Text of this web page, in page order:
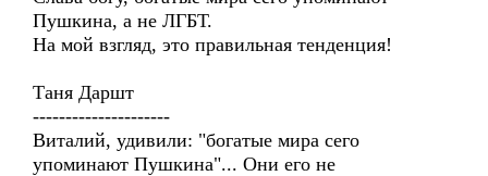
Пушкина, а не ЛГБТ.
На мой взгляд, это правильная тенденция!
Таня Даршт
---------------------
Виталий, удивили: "богатые мира сего
упоминают Пушкина"... Они его не